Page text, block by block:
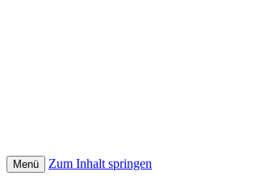
Menü Zum Inhalt springen